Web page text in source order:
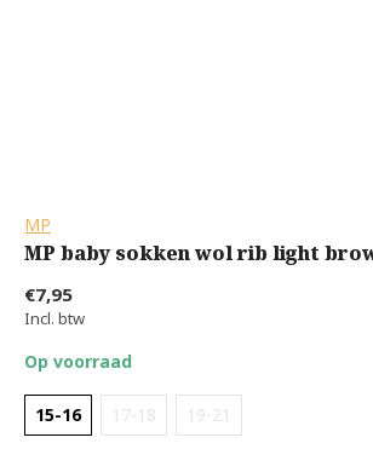
MP
MP baby sokken wol rib light
€7,95
Incl. btw
Op voorraad
15-16 17-18 19-21